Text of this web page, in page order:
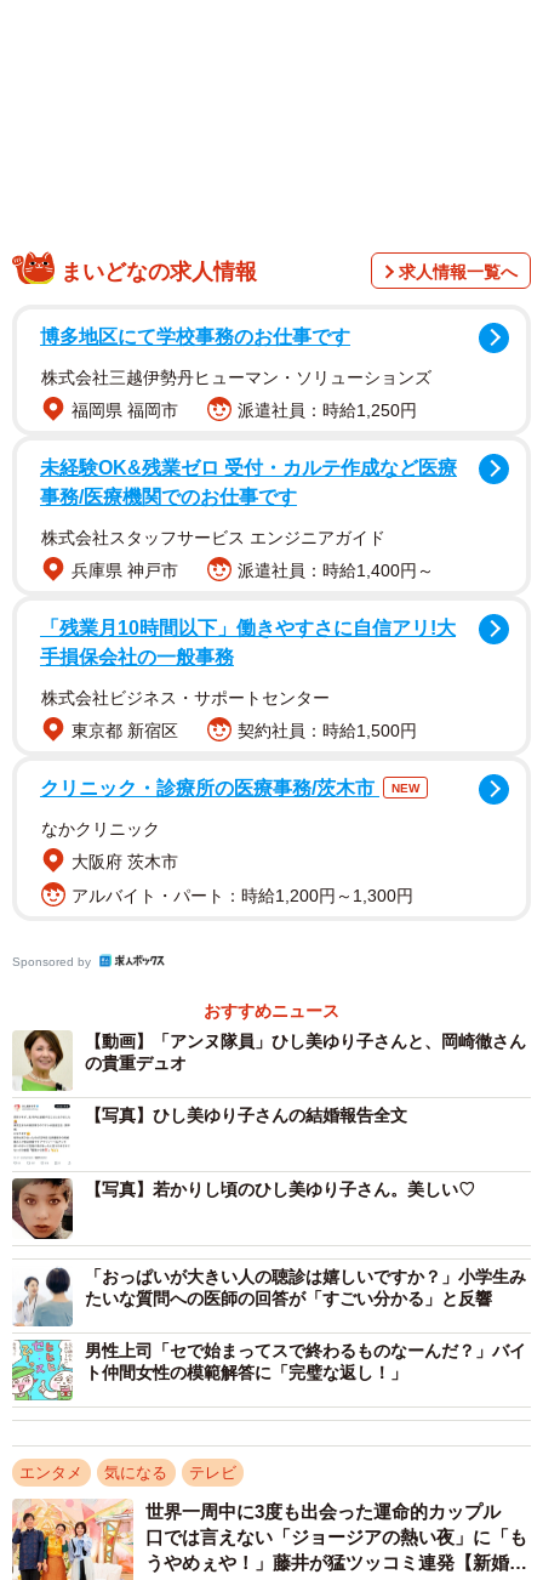
（ひし美ゆり子公式Xより）
よっぽどメートル上がってたんだわね 余り人前では歌わな
いワタシ 仮面ライダーアマゾンの徹ちゃんと、、古希過ぎ
のおばちゃんデス‼️コロナ禍チト前💦
pic.twitter.com/MoRE1S0RWI
— ひし美ゆり子 (@ANNEinfinity)
ひし美さんは25日、自身のXを更新。「突然ですが...私 年
内に結婚することになりました」と投稿した。
「東京生まれの東京育ちのワタシは田舎生活（熊本県） に
なります」「相手は知り合ったのが53年前 元俳優歌手の岡
崎徹さんで彼は初婚です」と綴り、「アマゾン〜〜byアン
ヌ」とそれぞれの代表キャラクターにちなんで喜びを表現
した。
「衒いのないご性格に馬があったと言うかまさかこないだ
の動画『瓢箪から駒』」という驚きの報告に、ファンから
は「おめでとうございます！」「アンヌ隊員と山本大介さ
でいる。
ひし美さんは1947年東京都出身。1967年放送開始の「ウル
トラセブン」でヒロインのアンヌ隊員を演じ、今も特撮フ
まいどなの求人情報 求人情報一覧へ
博多地区にて学校事務のお仕事です
株式会社三越伊勢丹ヒューマン・ソリューションズ
福岡県 福岡市
派遣社員：時給1,250円
未経験OK&残業ゼロ 受付・カルテ作成など医療
事務/医療機関でのお仕事です
株式会社スタッフサービス エンジニアガイド
兵庫県 神戸市
派遣社員：時給1,400円～
「残業月10時間以下」働きやすさに自信アリ!大
手損保会社の一般事務
株式会社ビジネス・サポートセンター
東京都 新宿区
契約社員：時給1,500円
クリニック・診療所の医療事務/茨木市 NEW
なかクリニック
大阪府 茨木市
アルバイト・パート：時給1,200円～1,300円
Sponsored by
おすすめニュース
【動画】「アンヌ隊員」ひし美ゆり子さんと、岡崎徹さん
の貴重デュオ
【写真】ひし美ゆり子さんの結婚報告全文
【写真】若かりし頃のひし美ゆり子さん。美しい♡
「おっぱいが大きい人の聴診は嬉しいですか？」小学生み
たいな質問への医師の回答が「すごい分かる」と反響
男性上司「セで始まってスで終わるものなーんだ？」バイ
ト仲間女性の模範解答に「完璧な返し！」
エンタメ 気になる テレビ
世界一周中に3度も出会った運命的カップル
口では言えない「ジョージアの熱い夜」に「も
うやめぇや！」藤井が猛ツッコミ連発【新婚さ